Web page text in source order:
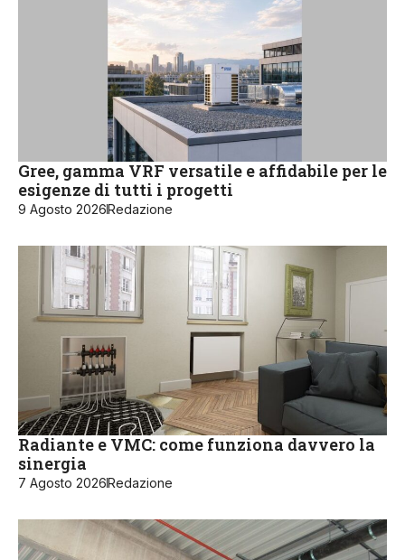
Gree, gamma VRF versatile e affidabile per le
esigenze di tutti i progetti
9 Agosto 2026Redazione
Radiante e VMC: come funziona davvero la
sinergia
7 Agosto 2026Redazione